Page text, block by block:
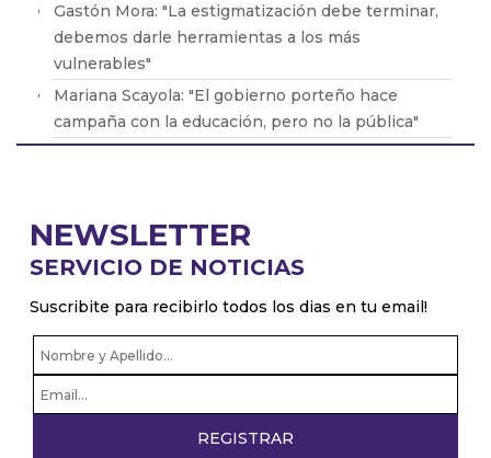
Gastón Mora: "La estigmatización debe terminar,
debemos darle herramientas a los más
vulnerables"
Mariana Scayola: "El gobierno porteño hace
campaña con la educación, pero no la pública"
Luciana Bilbao: "Será determinante ver cómo
avanzan los bonos"
Martín Pacheco: "Es un juego que empieza a
despertar alegría en los chicos"
NEWSLETTER
SERVICIO DE NOTICIAS
Suscribite para recibirlo todos los dias en tu email!